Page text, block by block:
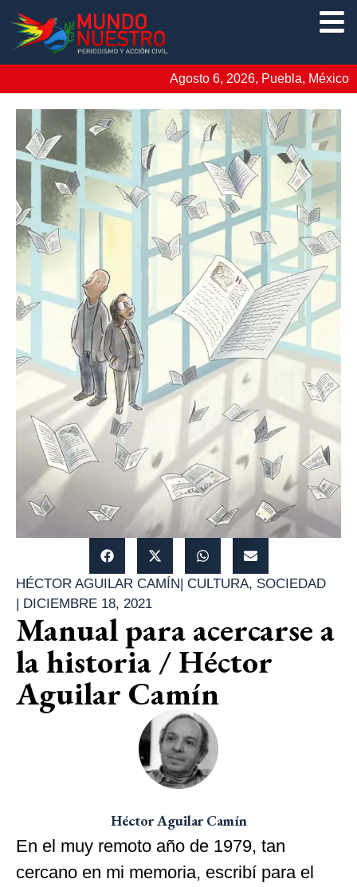
Agosto 6, 2026, Puebla, México
HÉCTOR AGUILAR CAMÍN| CULTURA, SOCIEDAD
| DICIEMBRE 18, 2021
Manual para acercarse a
la historia / Héctor
Aguilar Camín
Héctor Aguilar Camín
En el muy remoto año de 1979, tan
cercano en mi memoria, escribí para el